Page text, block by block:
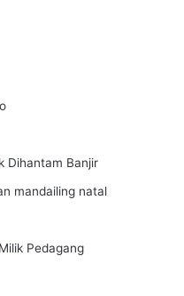
Dihantam Banjir
mandailing natal
Pedagang